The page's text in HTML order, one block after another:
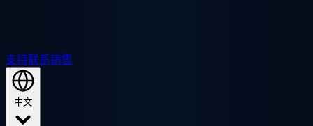
支持联系销售
中文